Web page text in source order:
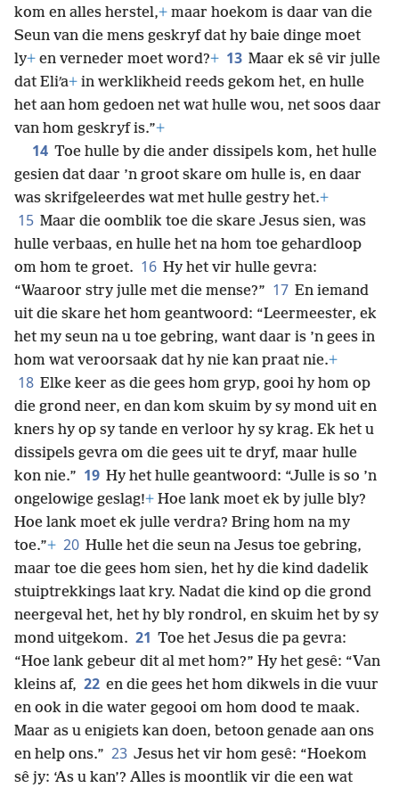
kom en alles herstel,+ maar hoekom is daar van die
Seun van die mens geskryf dat hy baie dinge moet
ly+ en verneder moet word?+ 13 Maar ek sê vir julle
dat Eliʹa+ in werklikheid reeds gekom het, en hulle
het aan hom gedoen net wat hulle wou, net soos daar
van hom geskryf is.”+
14 Toe hulle by die ander dissipels kom, het hulle
gesien dat daar ’n groot skare om hulle is, en daar
was skrifgeleerdes wat met hulle gestry het.+
15 Maar die oomblik toe die skare Jesus sien, was
hulle verbaas, en hulle het na hom toe gehardloop
om hom te groet. 16 Hy het vir hulle gevra:
“Waaroor stry julle met die mense?” 17 En iemand
uit die skare het hom geantwoord: “Leermeester, ek
het my seun na u toe gebring, want daar is ’n gees in
hom wat veroorsaak dat hy nie kan praat nie.+
18 Elke keer as die gees hom gryp, gooi hy hom op
die grond neer, en dan kom skuim by sy mond uit en
kners hy op sy tande en verloor hy sy krag. Ek het u
dissipels gevra om die gees uit te dryf, maar hulle
kon nie.” 19 Hy het hulle geantwoord: “Julle is so ’n
ongelowige geslag!+ Hoe lank moet ek by julle bly?
Hoe lank moet ek julle verdra? Bring hom na my
toe.”+ 20 Hulle het die seun na Jesus toe gebring,
maar toe die gees hom sien, het hy die kind dadelik
stuiptrekkings laat kry. Nadat die kind op die grond
neergeval het, het hy bly rondrol, en skuim het by sy
mond uitgekom. 21 Toe het Jesus die pa gevra:
“Hoe lank gebeur dit al met hom?” Hy het gesê: “Van
kleins af, 22 en die gees het hom dikwels in die vuur
en ook in die water gegooi om hom dood te maak.
Maar as u enigiets kan doen, betoon genade aan ons
en help ons.” 23 Jesus het vir hom gesê: “Hoekom
sê jy: ‘As u kan’? Alles is moontlik vir die een wat